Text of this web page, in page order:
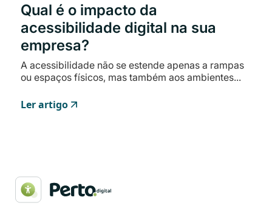
Qual é o impacto da
acessibilidade digital na sua
empresa?
A acessibilidade não se estende apenas a rampas
ou espaços físicos, mas também aos ambientes...
Ler artigo